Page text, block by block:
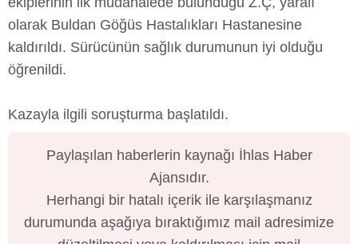
olarak Buldan Göğüs Hastalıkları Hastanesine
kaldırıldı. Sürücünün sağlık durumunun iyi olduğu
öğrenildi.
Kazayla ilgili soruşturma başlatıldı.
Paylaşılan haberlerin kaynağı İhlas Haber
Ajansıdır.
Herhangi bir hatalı içerik ile karşılaşmanız
durumunda aşağıya bıraktığımız mail adresimize